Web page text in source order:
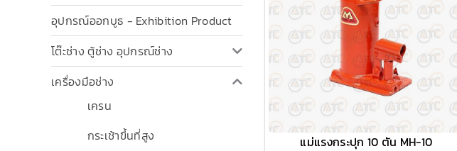
อุปกรณ์ออกบูธ - Exhibition Product
โต๊ะช่าง ตู้ช่าง อุปกรณ์ช่าง
เครื่องมือช่าง
เครน
กระเช้าขึ้นที่สูง
แม่แรงกระปุก 10 ตัน MH-10